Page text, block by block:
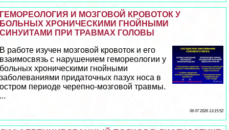
ГЕМОРЕОЛОГИЯ И МОЗГОВОЙ КРОВОТОК У
БОЛЬНЫХ ХРОНИЧЕСКИМИ ГНОЙНЫМИ
СИНУИТАМИ ПРИ ТРАВМАХ ГОЛОВЫ
В работе изучен мозговой кровоток и его
взаимосвязь с нарушением гемореологии у
больных хроническими гнойными
заболеваниями придаточных пазух носа в
остром периоде черепно-мозговой травмы.
...
06 07 2026 13:15:52